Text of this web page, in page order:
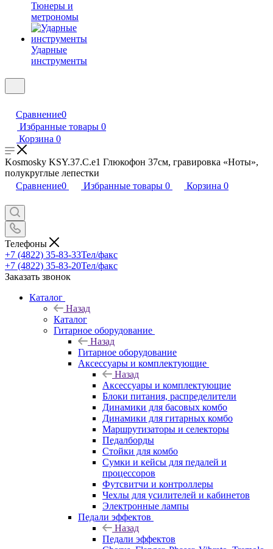
Тюнеры и
метрономы
Ударные
инструменты
Сравнение0
Избранные товары 0
Корзина 0
Kosmosky KSY.37.C.e1 Глюкофон 37см, гравировка «Ноты»,
полукруглые лепестки
Сравнение0 Избранные товары 0 Корзина 0
Телефоны
+7 (4822) 35-83-33Тел/факс
+7 (4822) 35-83-20Тел/факс
Заказать звонок
Каталог
Назад
Каталог
Гитарное оборудование
Назад
Гитарное оборудование
Аксессуары и комплектующие
Назад
Аксессуары и комплектующие
Блоки питания, распределители
Динамики для басовых комбо
Динамики для гитарных комбо
Маршрутизаторы и селекторы
Педалборды
Стойки для комбо
Сумки и кейсы для педалей и
процессоров
Футсвитчи и контроллеры
Чехлы для усилителей и кабинетов
Электронные лампы
Педали эффектов
Назад
Педали эффектов